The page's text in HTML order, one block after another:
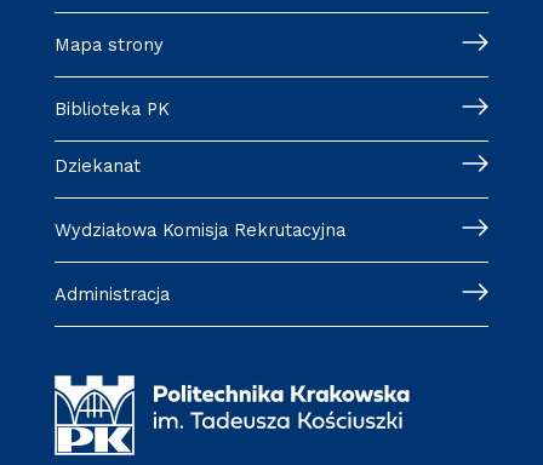
Mapa strony
Biblioteka PK
Dziekanat
Wydziałowa Komisja Rekrutacyjna
Administracja